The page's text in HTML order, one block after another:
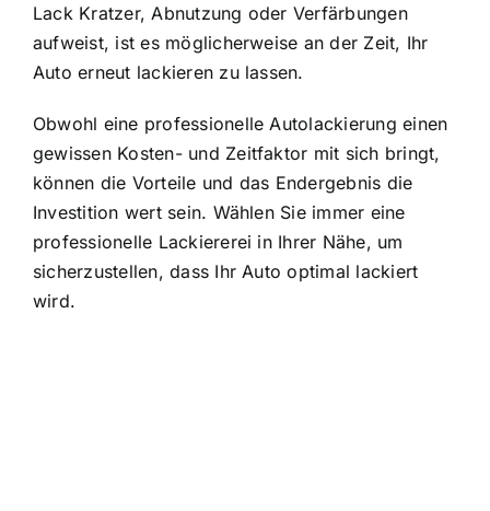
Lack Kratzer, Abnutzung oder Verfärbungen
aufweist, ist es möglicherweise an der Zeit, Ihr
Auto erneut lackieren zu lassen.
Obwohl eine professionelle Autolackierung einen
gewissen Kosten- und Zeitfaktor mit sich bringt,
können die Vorteile und das Endergebnis die
Investition wert sein. Wählen Sie immer eine
professionelle Lackiererei in Ihrer Nähe, um
sicherzustellen, dass Ihr Auto optimal lackiert
wird.